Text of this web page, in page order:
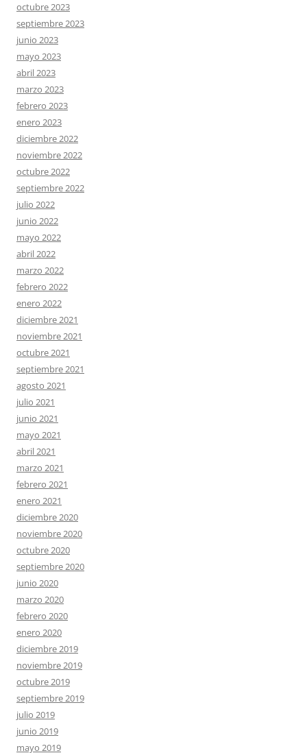
octubre 2023
septiembre 2023
junio 2023
mayo 2023
abril 2023
marzo 2023
febrero 2023
enero 2023
diciembre 2022
noviembre 2022
octubre 2022
septiembre 2022
julio 2022
junio 2022
mayo 2022
abril 2022
marzo 2022
febrero 2022
enero 2022
diciembre 2021
noviembre 2021
octubre 2021
septiembre 2021
agosto 2021
julio 2021
junio 2021
mayo 2021
abril 2021
marzo 2021
febrero 2021
enero 2021
diciembre 2020
noviembre 2020
octubre 2020
septiembre 2020
junio 2020
marzo 2020
febrero 2020
enero 2020
diciembre 2019
noviembre 2019
octubre 2019
septiembre 2019
julio 2019
junio 2019
mayo 2019